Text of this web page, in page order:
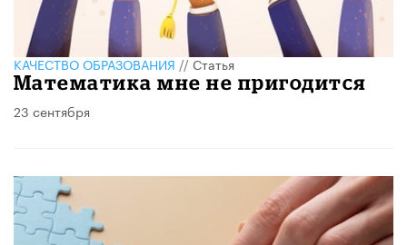
КАЧЕСТВО ОБРАЗОВАНИЯ//Статья
Математика мне не пригодится
23 сентября